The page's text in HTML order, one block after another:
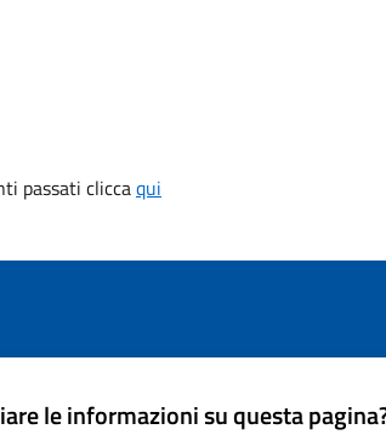
passati cliccaqui
le informazioni su questa